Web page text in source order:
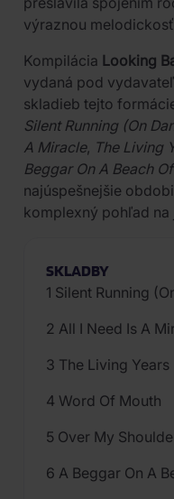
výraznou
Kompilácia Looking
vydaná pod
skladieb tejto
Silent Running (On
A Miracle, The Living
Beggar On A Beach
najúspešnejšie
komplexný pohľad na
SKLADBY
1 Silent Running
2 All I Need Is A
3 The Living Years
4 Word Of Mouth
5 Over My
6 A Beggar On A